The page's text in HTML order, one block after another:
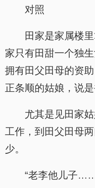
对照
田家是家属楼
家只有田甜一个独
拥有田父田母的资
正条顺的姑娘，说是
尤其是见田家
工作，到田父田母
少。
“老李他儿子